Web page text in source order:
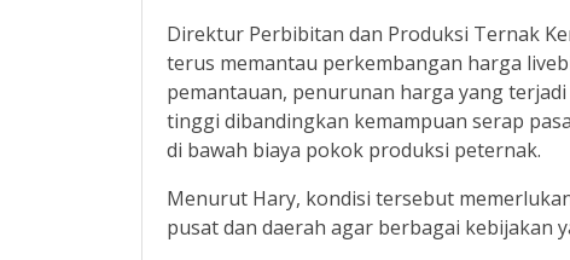
Direktur Perbibitan dan Produksi Ternak
terus memantau perkembangan harga
pemantauan, penurunan harga yang
tinggi dibandingkan kemampuan serap
di bawah biaya pokok produksi peternak.
Menurut Hary, kondisi tersebut
pusat dan daerah agar berbagai kebijakan